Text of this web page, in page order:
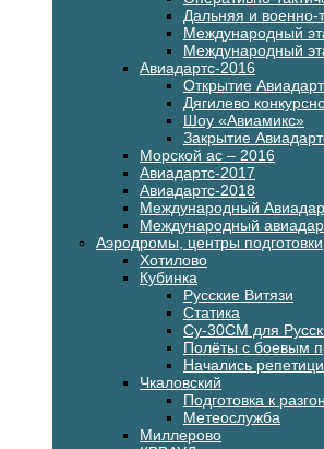
Дальняя и военно-
Международный
Международный
Авиадартс-2016
Открытие
Дягилево
Шоу «Авиамикс»
Закрытие
Морской ас – 2016
Авиадартс-2017
Авиадартс-2018
Международный
Международный
Аэродромы, центры
Хотилово
Кубинка
Русские Витязи
Статика
Су-30СМ для
Полёты с боевым
Начались
Чкаловский
Подготовка к
Метеослужба
Миллерово